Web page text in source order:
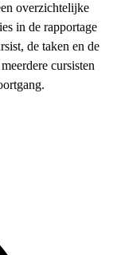
overzichtelijke
in de rapportage
de taken en de
cursisten